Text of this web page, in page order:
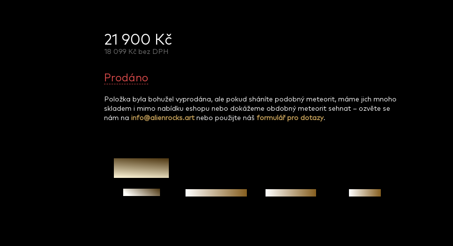
21 900 Kč
18 099 Kč bez DPH
cena:
Prodáno
Položka byla bohužel vyprodána, ale pokud sháníte podobný meteorit, máme jich mnoho
skladem i mimo nabídku eshopu nebo dokážeme obdobný meteorit sehnat – ozvěte se
nám nainfo@alienrocks.artnebo použijte nášformulář pro dotazy.
Zeptat se